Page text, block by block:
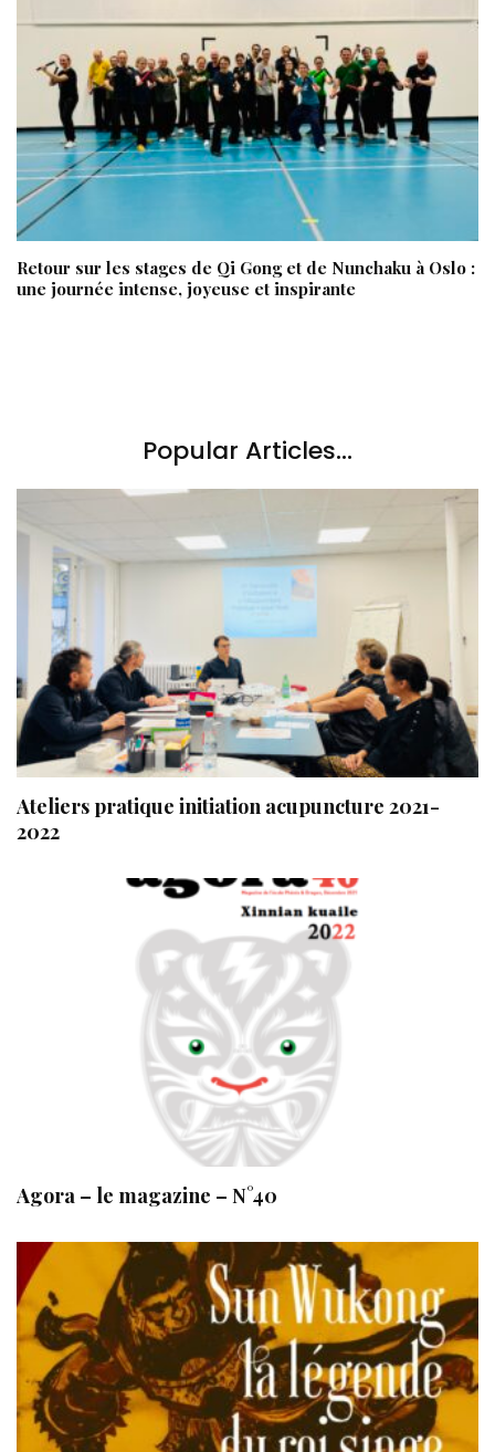
Retour sur les stages de Qi Gong et de Nunchaku à Oslo :
une journée intense, joyeuse et inspirante
Popular Articles...
Ateliers pratique initiation acupuncture 2021-
2022
Agora – le magazine – N°40